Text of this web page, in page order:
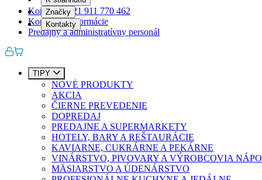
Značky
Kontakty
Kontakty+421 911 770 462
Kontaktné informácie
Predajný a administratívny personál
TIPY
NOVÉ PRODUKTY
AKCIA
ČIERNE PREVEDENIE
DOPREDAJ
PREDAJNE A SUPERMARKETY
HOTELY, BARY A REŠTAURÁCIE
KAVIARNE, CUKRÁRNE A PEKÁRNE
VINÁRSTVO, PIVOVARY A VÝROBCOVIA
MÄSIARSTVO A ÚDENÁRSTVO